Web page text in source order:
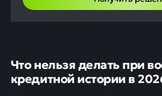
Что нельзя делать при
кредитной истории в